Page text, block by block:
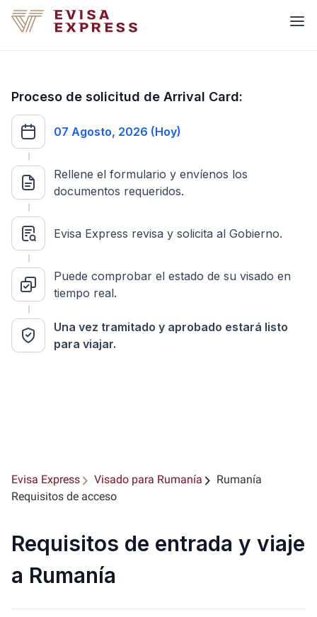
Proceso de solicitud de Arrival Card:
07 Agosto, 2026 (Hoy)
Rellene el formulario y envíenos los
documentos requeridos.
Evisa Express revisa y solicita al Gobierno.
Puede comprobar el estado de su visado en
tiempo real.
Una vez tramitado y aprobado estará listo
para viajar.
Evisa Express Visado para Rumanía
Rumanía
Requisitos de acceso
Requisitos de entrada y viaje
a Rumanía